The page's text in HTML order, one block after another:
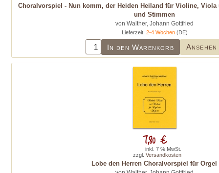
Choralvorspiel - Nun komm, der Heiden Heiland für Violine,
und Stimmen
von Walther, Johann Gottfried
Lieferzeit: 2-4 Wochen(DE)
In den Warenkorb Ansehen
Lobe den Herren Choralvorspiel für Orgel
7,80 €
inkl. 7 % MwSt.
zzgl. Versandkosten